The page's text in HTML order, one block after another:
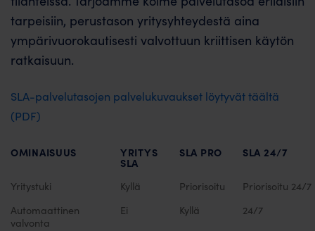
tarpeisiin, perustason yritysyhteydestä aina
ympärivuorokautisesti valvottuun kriittisen käytön
ratkaisuun.
SLA-palvelutasojen palvelukuvaukset löytyvät täältä
(PDF)
OMINAISUUS YRITYS
SLA
SLA PRO SLA 24/7
Yritystuki Kyllä Priorisoitu
Priorisoitu 24/7
Automaattinen
valvonta
Ei Kyllä 24/7